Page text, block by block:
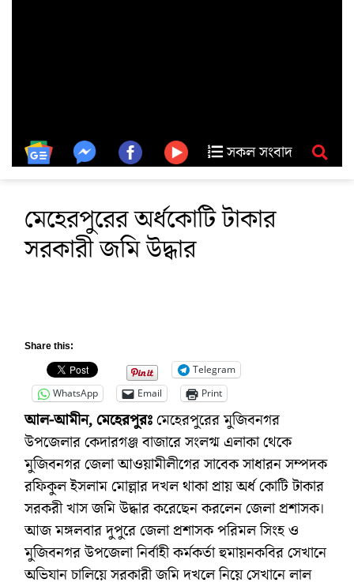
সকল সংবাদ
মেহেরপুরের অর্ধকোটি টাকার
সরকারী জমি উদ্ধার
Share this:
Telegram
WhatsApp
Email Print
আল-আমীন, মেহেরপুরঃমেহেরপুরের মুজিবনগর
উপজেলার কেদারগঞ্জ বাজারে সংলগ্ম এলাকা থেকে
মুজিবনগর জেলা আওয়ামীলীগের সাবেক সাধারন সম্পদক
রফিকুল ইসলাম মোল্লার দখল থাকা প্রায় অর্ধ কোটি টাকার
সরকরী খাস জমি উদ্ধার করেছেন করলেন জেলা প্রশাসক।
আজ মঙ্গলবার দুপুরে জেলা প্রশাসক পরিমল সিংহ ও
মুজিবনগর উপজেলা নির্বাহী কর্মকর্তা হুমায়নকবির সেখানে
অভিযান চালিয়ে সরকারী জমি দখলে নিয়ে সেখানে লাল